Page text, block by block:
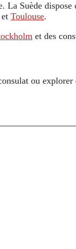
La Suède
et Toulouse.
et des
ou explorer